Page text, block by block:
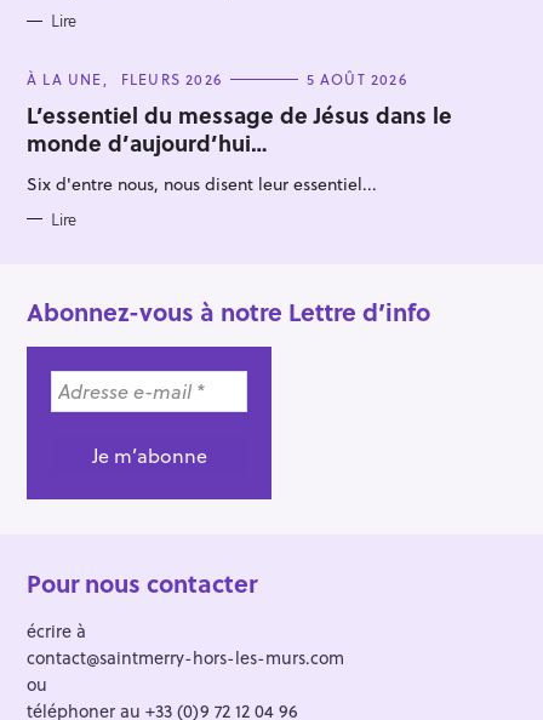
Lire
C
T
E
G
O
I
S
À LA UNE FLEURS 2026 5 AOÛT 2026
L’essentiel du message de Jésus dans le
monde d’aujourd’hui…
Six d'entre nous, nous disent leur essentiel...
Lire
Abonnez-vous à notre Lettre d’info
Pour nous contacter
écrire à
contact@saintmerry-hors-les-murs.com
ou
téléphoner au +33 (0)9 72 12 04 96